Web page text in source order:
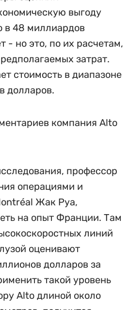
выгоду
в 48 миллиардов
- но это, по их расчетам,
затрат.
стоимость в диапазоне
долларов.
компания Alto
профессор
операциями и
Жак Руа,
на опыт Франции. Там
линий
оценивают
долларов за
такой уровень
Alto длиной около